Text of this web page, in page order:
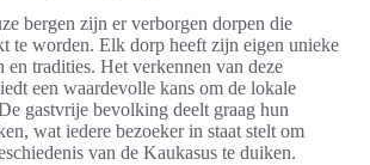
bergen zijn er verborgen dorpen die
te worden. Elk dorp heeft zijn eigen unieke
en tradities. Het verkennen van deze
een waardevolle kans om de lokale
gastvrije bevolking deelt graag hun
wat iedere bezoeker in staat stelt om
van de Kaukasus te duiken.